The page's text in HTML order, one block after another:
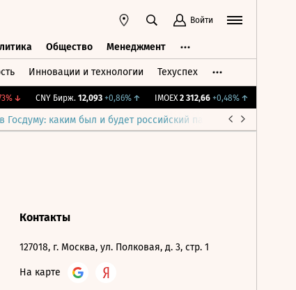
Войти
Общество Менеджмент
Инновации и технологии Техуспех
↓ CNY Бирж. 12,093 +0,86%↑ IMOEX 2 312,66 +0,48%↑
Госдуму: каким был и будет российский парламент
Контакты
127018, г. Москва, ул. Полковая, д. 3, стр. 1
На карте